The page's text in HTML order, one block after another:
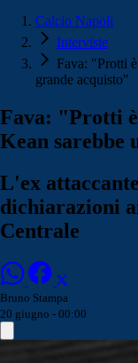
Calcio Napoli
Interviste
Fava: "Protti
grande acquisto"
Fava: "Protti
Kean sarebbe
L'ex
dichiarazioni
Centrale
Bruno Stampa
20 giugno - 00:00